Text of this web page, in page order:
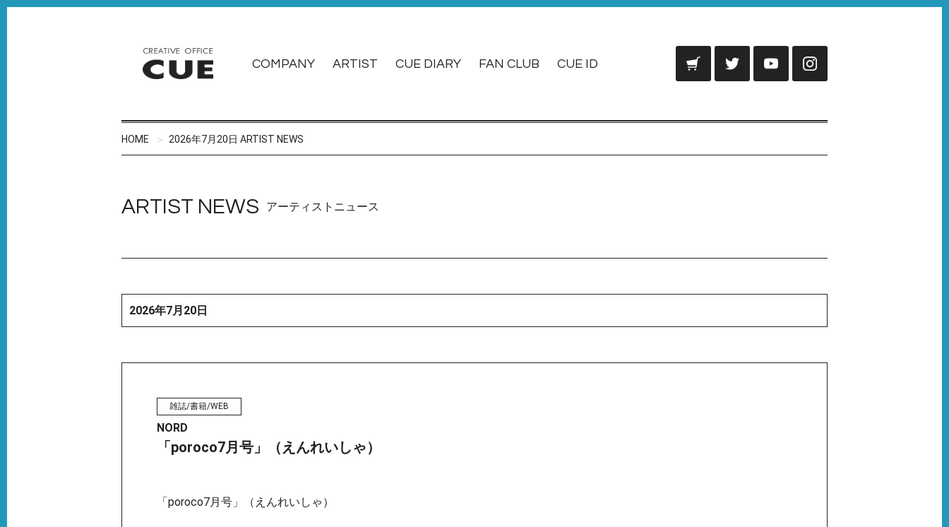
COMPANY ARTIST CUE DIARY FAN CLUB CUE ID
HOME 2026年7月20日 ARTIST NEWS
ARTIST NEWS アーティストニュース
2026年7月20日
雑誌/書籍/WEB
NORD
「poroco7月号」（えんれいしゃ）
「poroco7月号」（えんれいしゃ）